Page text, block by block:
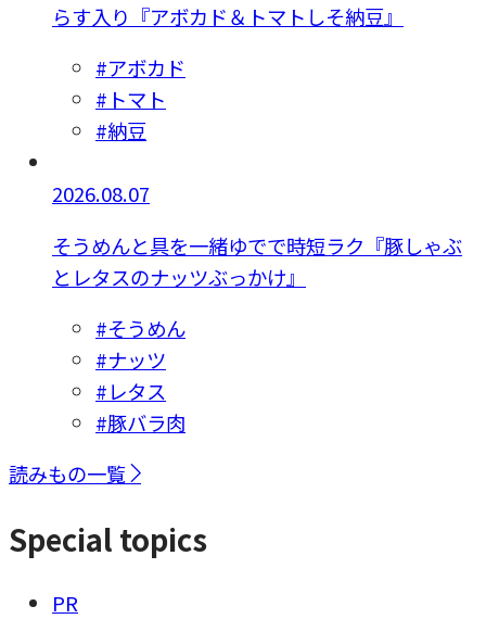
らす入り『アボカド＆トマトしそ納豆』
#アボカド
#トマト
#納豆
2026.08.07
そうめんと具を一緒ゆでで時短ラク『豚しゃぶ
とレタスのナッツぶっかけ』
#そうめん
#ナッツ
#レタス
#豚バラ肉
読みもの一覧
Special topics
PR